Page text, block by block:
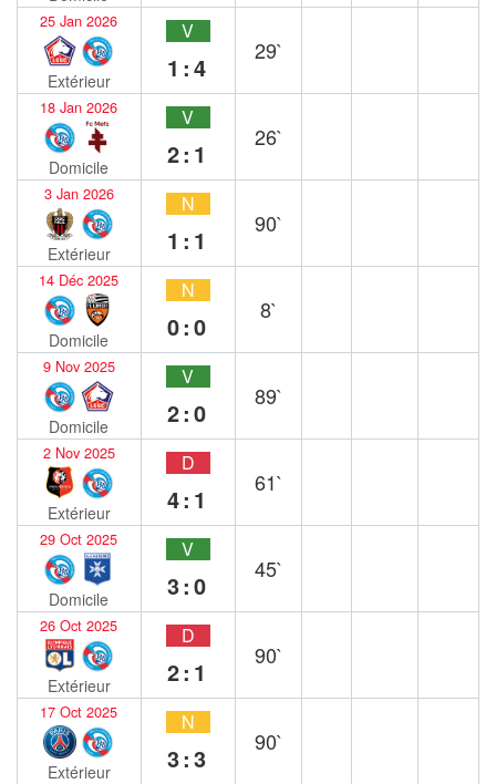
25 Jan 2026
Extérieur
V
1:4
29`
18 Jan 2026
Domicile
V
2:1
26`
3 Jan 2026
Extérieur
N
1:1
90`
14 Déc 2025
Domicile
N
0:0
8`
9 Nov 2025
Domicile
V
2:0
89`
2 Nov 2025
Extérieur
D
4:1
61`
29 Oct 2025
Domicile
V
3:0
45`
26 Oct 2025
Extérieur
D
2:1
90`
17 Oct 2025
Extérieur
N
3:3
90`